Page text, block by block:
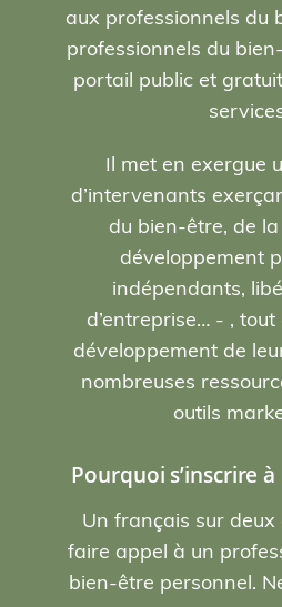
aux professionnels du
professionnels du
portail public et
Il met en exergue
d’intervenants
du bien-être, de
développement
indépendants,
d’entreprise… - ,
développement de
nombreuses
outils
Pourquoi s’inscrire à
Un français sur deux
faire appel à un
bien-être personnel.